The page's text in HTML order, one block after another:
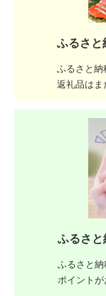
ふるさと
ふるさと納
返礼品はま
ふるさと
ふるさと
ポイントが